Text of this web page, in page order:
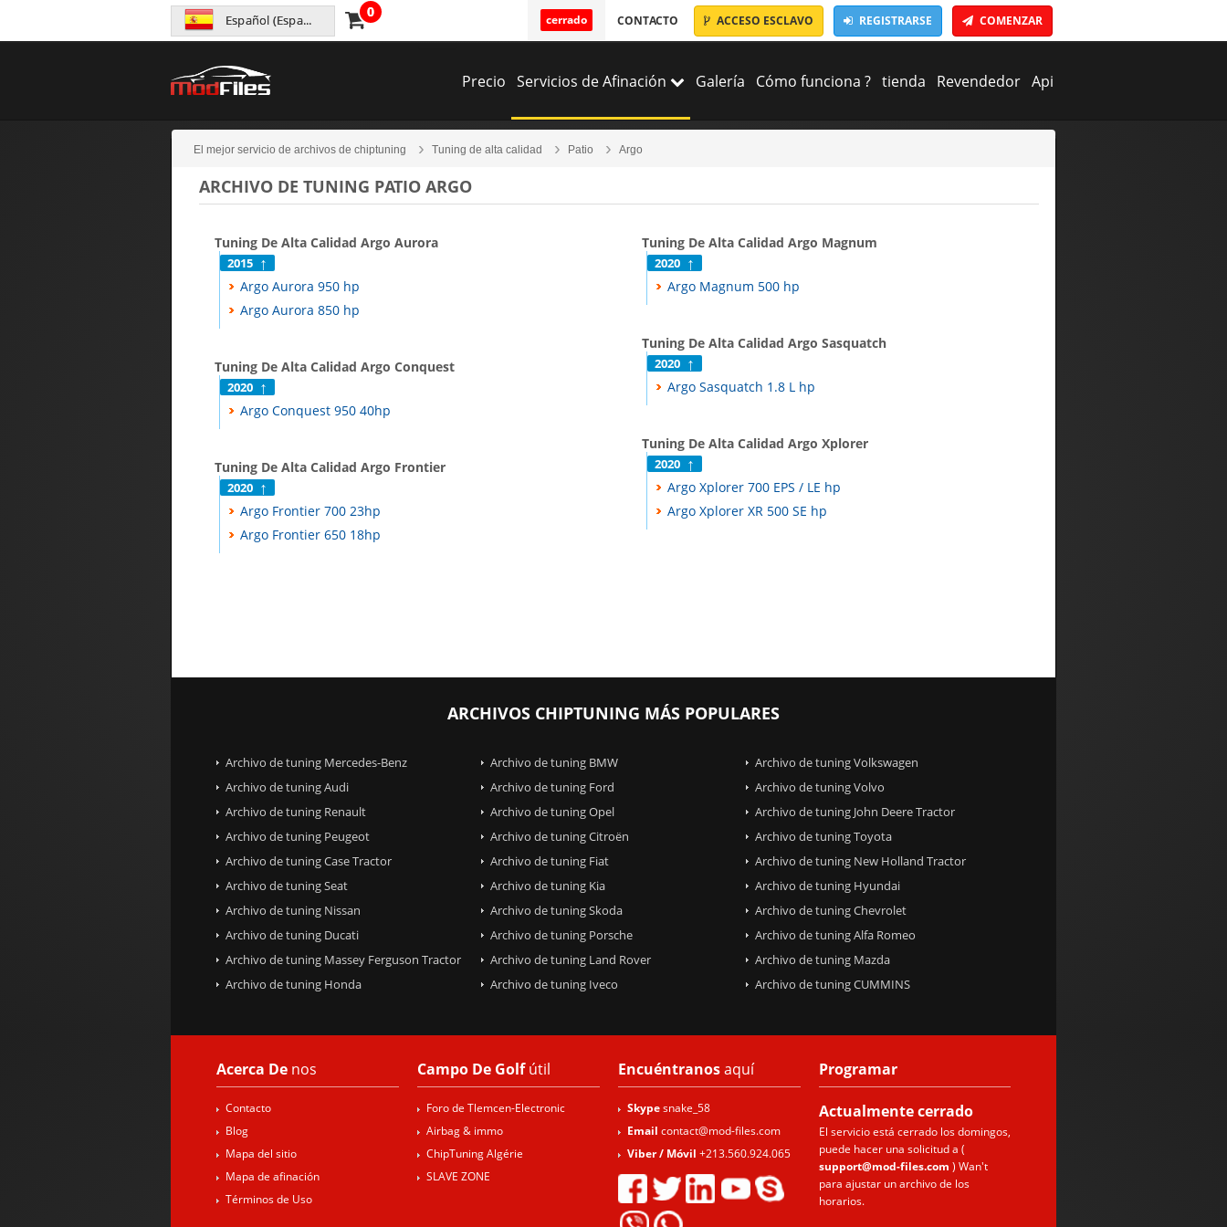
Español (España)
0 cerrado CONTACTO ACCESO ESCLAVO REGISTRARSE COMENZAR
Precio Servicios de Afinación Galería Cómo funciona ? tienda Revendedor Api
El mejor servicio de archivos de chiptuning Tuning de alta calidad Patio Argo
ARCHIVO DE TUNING PATIO ARGO
Tuning De Alta Calidad Argo Aurora
2015
Argo Aurora 950 hp
Argo Aurora 850 hp
Tuning De Alta Calidad Argo Conquest
2020
Argo Conquest 950 40hp
Tuning De Alta Calidad Argo Frontier
2020
Argo Frontier 700 23hp
Argo Frontier 650 18hp
Tuning De Alta Calidad Argo Magnum
2020
Argo Magnum 500 hp
Tuning De Alta Calidad Argo Sasquatch
2020
Argo Sasquatch 1.8 L hp
Tuning De Alta Calidad Argo Xplorer
2020
Argo Xplorer 700 EPS / LE hp
Argo Xplorer XR 500 SE hp
ARCHIVOS CHIPTUNING MÁS POPULARES
Archivo de tuning Mercedes-Benz Archivo de tuning BMW
Archivo de tuning Volkswagen
Archivo de tuning Audi
Archivo de tuning Ford
Archivo de tuning Volvo
Archivo de tuning Renault
Archivo de tuning Opel
Archivo de tuning John Deere Tractor
Archivo de tuning Peugeot
Archivo de tuning Citroën
Archivo de tuning Toyota
Archivo de tuning Case Tractor
Archivo de tuning Fiat
Archivo de tuning New Holland Tractor
Archivo de tuning Seat
Archivo de tuning Kia
Archivo de tuning Hyundai
Archivo de tuning Nissan
Archivo de tuning Skoda
Archivo de tuning Chevrolet
Archivo de tuning Ducati
Archivo de tuning Porsche
Archivo de tuning Alfa Romeo
Archivo de tuning Massey Ferguson Tractor
Archivo de tuning Land Rover
Archivo de tuning Mazda
Archivo de tuning Honda
Archivo de tuning Iveco Archivo de tuning CUMMINS
Acerca De nos
Contacto
Blog
Mapa del sitio
Mapa de afinación
Términos de Uso
Campo De Golfútil
Foro de Tlemcen-Electronic
Airbag & immo
ChipTuning Algérie
SLAVE ZONE
Encuéntranosaquí
Skypesnake_58
Email contact@mod-files.com
Viber / Móvil +213.560.924.065
Programar
Actualmentecerrado
El servicio está cerrado los domingos,
puede hacer una solicitud a (
support@mod-files.com ) Wan't
para ajustar un archivo de los
horarios.